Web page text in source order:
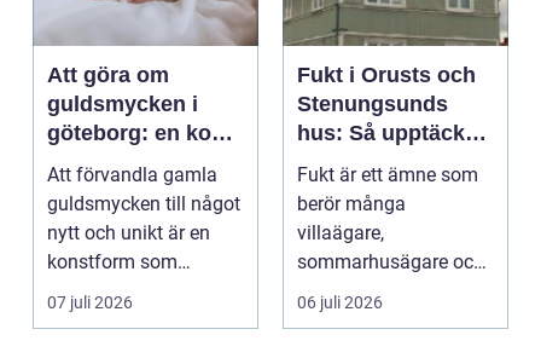
Att göra om
guldsmycken i
göteborg: en konst
att förnya det
gamla
Att förvandla gamla
guldsmycken till något
nytt och unikt är en
konstform som
kombinerar
traditionel...
07 juli 2026
Fukt i Orusts och
Stenungsunds
hus: Så upptäcker
och åtgärdar du
problemet
Fukt är ett ämne som
berör många
villaägare,
sommarhusägare och
bosta...
06 juli 2026